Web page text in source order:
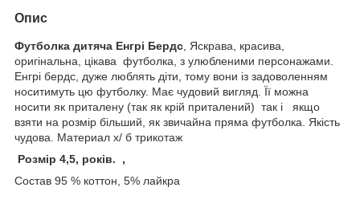
Опис
Футболка дитяча Енгрі Бердс , Яскрава, красива,
оригінальна, цікава футболка, з улюбленими персонажами.
Енгрі бердс, дуже люблять діти, тому вони із задоволенням
носитимуть цю футболку. Має чудовий вигляд. Її можна
носити як приталену (так як крій приталений) так і якщо
взяти на розмір більший, як звичайна пряма футболка. Якість
чудова. Материал х/ б трикотаж
Розмір 4,5, років. ,
Состав 95 % коттон, 5% лайкра